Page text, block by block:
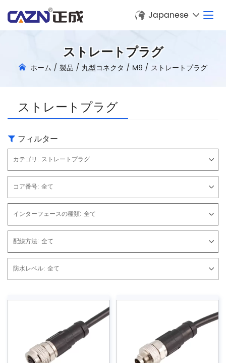
Japanese
ストレートプラグ
ホーム / 製品 / 丸型コネクタ / M9 / ストレートプラグ
ストレートプラグ
フィルター
カテゴリ: ストレートプラグ
コア番号: 全て
インターフェースの種類: 全て
配線方法: 全て
防水レベル: 全て